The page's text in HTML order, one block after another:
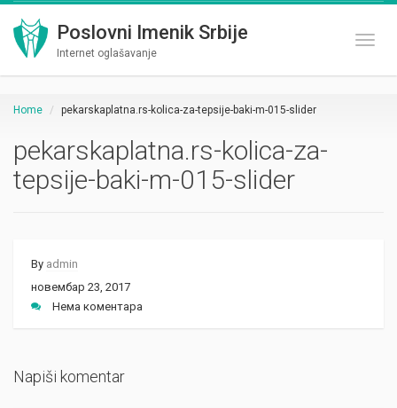
Poslovni Imenik Srbije
Internet oglašavanje
Home pekarskaplatna.rs-kolica-za-tepsije-baki-m-015-slider
pekarskaplatna.rs-kolica-za-
tepsije-baki-m-015-slider
By admin
новембар 23, 2017
Нема коментара
Napiši komentar